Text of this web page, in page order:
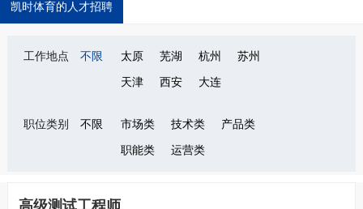
凯时体育的人才招聘
工作地点 不限 太原 芜湖 杭州 苏州
天津 西安 大连
职位类别 不限 市场类 技术类 产品类
职能类 运营类
高级测试工程师